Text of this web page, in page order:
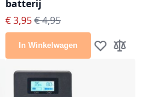
aan verlanglijst
om te vergelijken
batterij
Speciale prijs
€ 3,95Normale prijs
€ 4,95
In Winkelwagen Voeg toe